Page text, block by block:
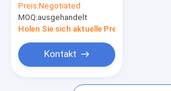
Sichtprüfungs-Maschine
Druckmaschine
B6040 mit
Touchscreen
Preis:Negotiated
MOQ:ausgehandelt
Holen Sie sich aktuelle Preis
Kontakt